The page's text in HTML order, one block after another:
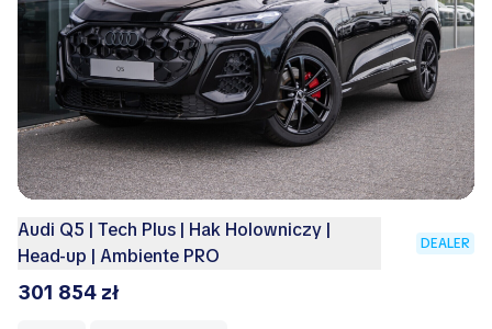
Audi Q5 | Tech Plus | Hak Holowniczy |
Head-up | Ambiente PRO
DEALER
301 854 zł